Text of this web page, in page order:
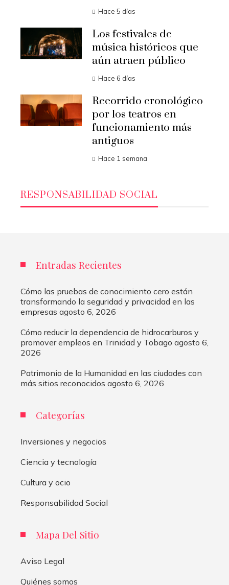
Hace 5 días
Los festivales de
música históricos que
aún atraen público
Hace 6 días
Recorrido cronológico
por los teatros en
funcionamiento más
antiguos
Hace 1 semana
RESPONSABILIDAD SOCIAL
Entradas Recientes
Cómo las pruebas de conocimiento cero están
transformando la seguridad y privacidad en las
empresas agosto 6, 2026
Cómo reducir la dependencia de hidrocarburos y
promover empleos en Trinidad y Tobago agosto 6,
2026
Patrimonio de la Humanidad en las ciudades con
más sitios reconocidos agosto 6, 2026
Categorías
Inversiones y negocios
Ciencia y tecnología
Cultura y ocio
Responsabilidad Social
Mapa Del Sitio
Aviso Legal
Quiénes somos